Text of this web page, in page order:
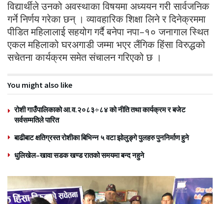
विद्यार्थीले उनको अवस्थाका विषयमा अध्ययन गरी सार्वजनिक
गर्ने निर्णय गरेका छन् । व्यावहारिक शिक्षा लिने र दिनेक्रममा
पीडित महिलालाई सहयोग गर्दै बनेपा नपा–१० जनागाल स्थित
एकल महिलाको घरअगाडी जम्मा भएर लैंगिक हिंसा विरुद्धको
सचेतना कार्यक्रम समेत संचालन गरिएको छ ।
You might also like
रोशी गाउँपालिकाको आ.व.२०८३÷८४ को नीति तथा कार्यक्रम र बजेट
सर्वसम्मतिले पारित
बाढीबाट क्षतिग्रस्त रोशीका बिभिन्न ५ वटा झोलुङ्गे पुलहरु पुननिर्माण हुने
धुलिखेल–खावा सडक खण्ड रातको समयमा बन्द नहुने